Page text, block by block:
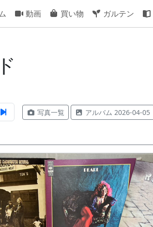
動画 買い物 ガルテン
写真一覧 アルバム 2026-04-05